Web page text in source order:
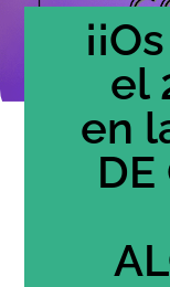
el
en
DE